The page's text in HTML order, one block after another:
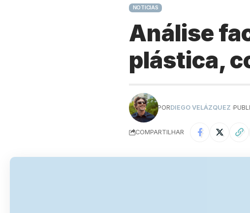
NOTICIAS
Análise
plástica,
PORDIEGO VELÁZQUEZ
COMPARTILHAR